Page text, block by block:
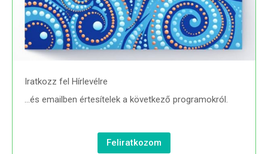
Iratkozz fel Hírlevélre
…és emailben értesítelek a következő programokról.
Feliratkozom